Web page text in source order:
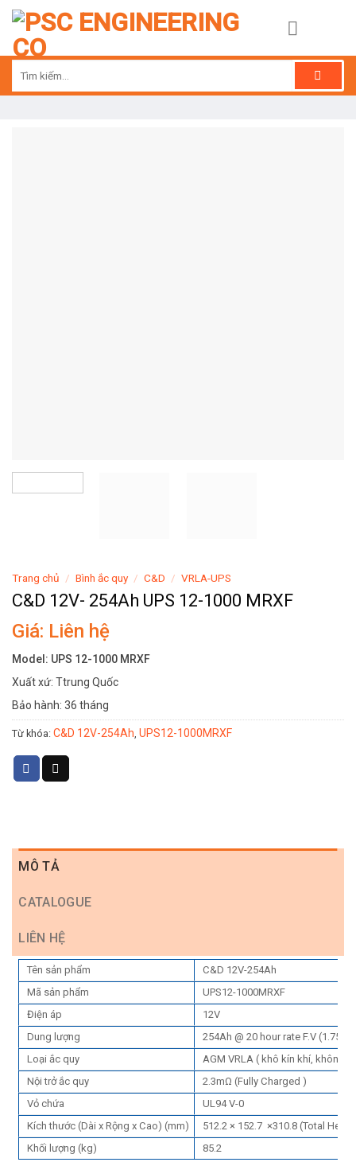
Skip
content
kiếm:
Trang chủ / Bình ắc quy / C&D / VRLA-UPS
C&D 12V- 254Ah UPS 12-1000 MRXF
Giá: Liên hệ
Model: UPS 12-1000 MRXF
Xuất xứ: Ttrung Quốc
Bảo hành: 36 tháng
Từ khóa: C&D 12V-254Ah UPS12-1000MRXF
MÔ TẢ
CATALOGUE
LIÊN HỆ
Tên sản phẩm
C&D 12V-254Ah
Mã sản phẩm
UPS12-1000MRXF
Điện áp
12V
Dung lượng
254Ah @ 20 hour rate F.V (1.75V/
Loại ắc quy
AGM VRLA ( khô kín khí, không
Nội trở ắc quy
2.3mΩ (Fully Charged )
Vỏ chứa
UL94 V-0
Kích thước (Dài x Rộng x Cao) (mm)
512.2 × 152.7 ×310.8 (Total
Khối lượng (kg)
85.2